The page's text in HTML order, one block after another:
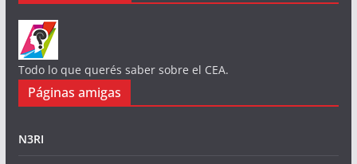
Todo lo que querés saber sobre el CEA.
Páginas amigas
N3RI